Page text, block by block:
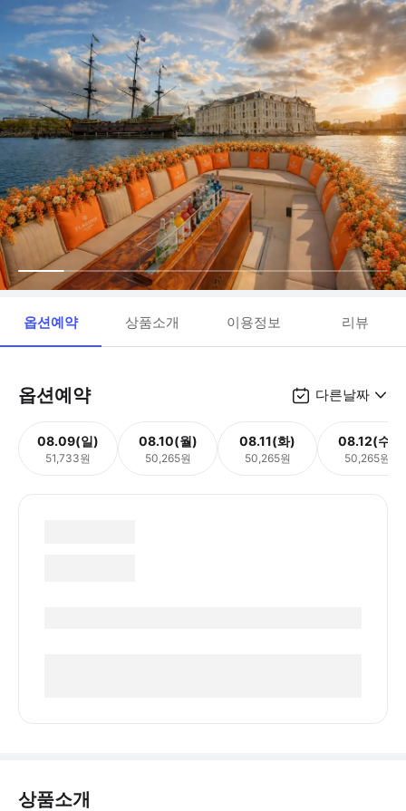
옵션예약 상품소개 이용정보 리뷰
옵션예약 다른날짜
08.09(일)
51,733원
08.10(월)
50,265원
08.11(화)
50,265원
08.12(수)
50,265원
상품소개